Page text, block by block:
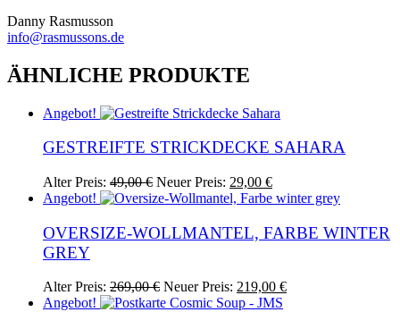
Danny Rasmusson
info@rasmussons.de
ÄHNLICHE PRODUKTE
Angebot!
GESTREIFTE STRICKDECKE SAHARA
Alter Preis: 49,00€ Ursprünglicher
Preis
49,00 €
Neuer Preis: 29,00 €Aktueller
Preis
29,00 €.
Angebot!
OVERSIZE-WOLLMANTEL, FARBE WINTER
GREY
Alter Preis: 269,00€ Ursprünglicher
Preis
Neuer Preis: 219,00 €Aktueller
Dieses
Angebot!